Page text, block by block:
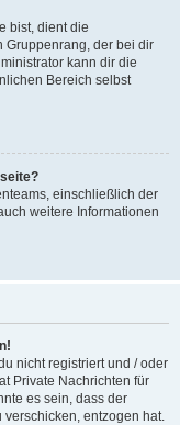
bist, dient die
Gruppenrang, der bei dir
kann dir die
Bereich selbst
einschließlich der
weitere Informationen
nicht registriert und / oder
Private Nachrichten für
es sein, dass der
entzogen hat.